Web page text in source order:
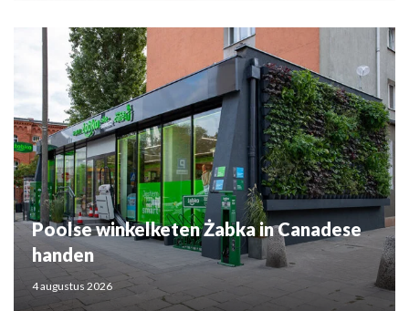
Poolse winkelketen Żabka in Canadese
handen
4 augustus 2026